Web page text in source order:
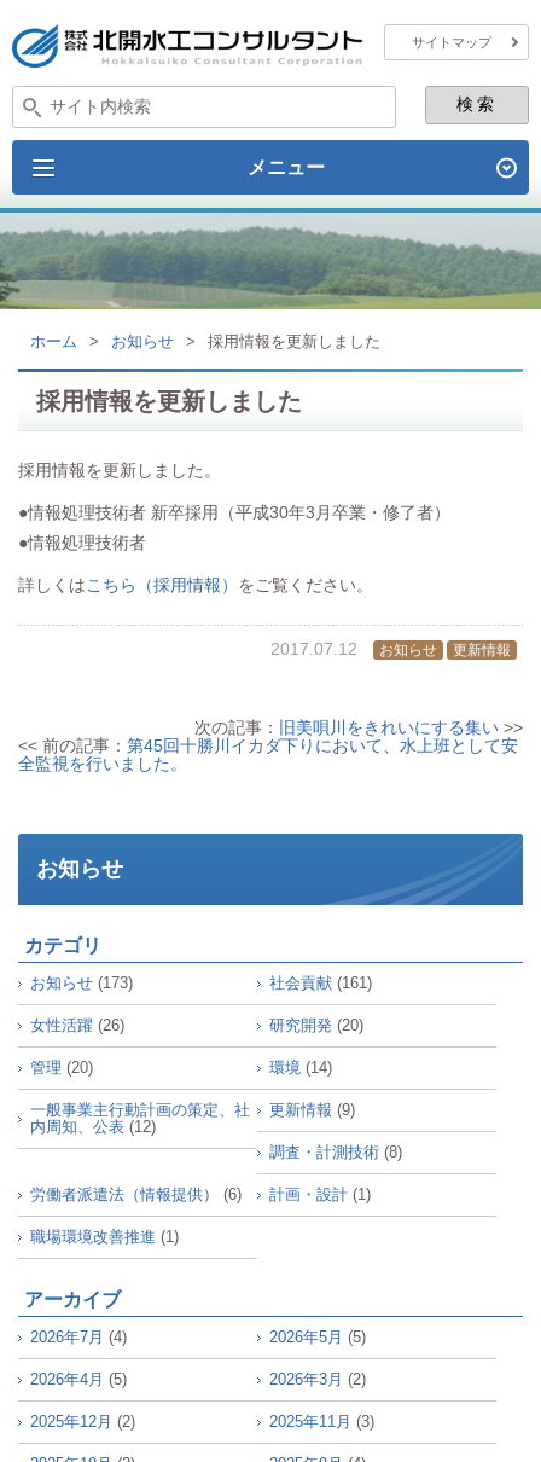
サイトマップ
メニュー
ホーム > お知らせ > 採用情報を更新しました
採用情報を更新しました
採用情報を更新しました。
●情報処理技術者 新卒採用（平成30年3月卒業・修了者）
●情報処理技術者
詳しくはこちら（採用情報） をご覧ください。
2017.07.12 お知らせ 更新情報
次の記事： 旧美唄川をきれいにする集い >>
<< 前の記事： 第45回十勝川イカダ下りにおいて、水上班として安
全監視を行いました。
お知らせ
カテゴリ
お知らせ (173) 社会貢献 (161)
女性活躍 (26) 研究開発 (20)
管理 (20) 環境 (14)
一般事業主行動計画の策定、社
内周知、公表 (12)
更新情報 (9)
調査・計測技術 (8)
労働者派遣法（情報提供） (6) 計画・設計 (1)
職場環境改善推進 (1)
アーカイブ
2026年7月 (4) 2026年5月 (5)
2026年4月 (5) 2026年3月 (2)
2025年12月 (2) 2025年11月 (3)